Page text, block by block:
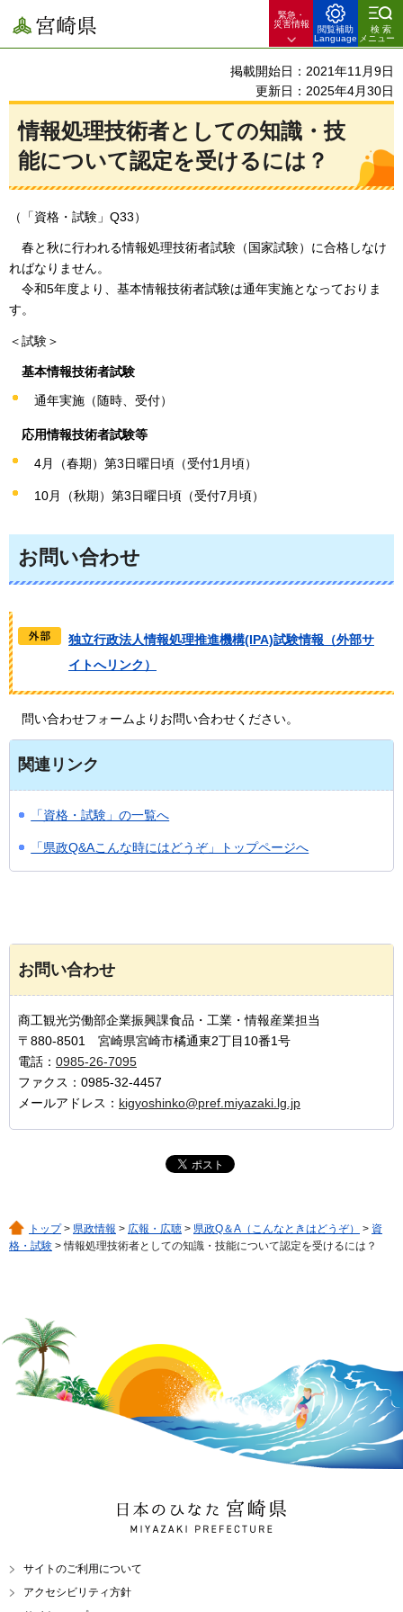
宮崎県
緊急・
災害情報
閲覧補助
Language
検索
メニュー
掲載開始日：2021年11月9日
更新日：2025年4月30日
情報処理技術者としての知識・技
能について認定を受けるには？
（「資格・試験」Q33）
春と秋に行われる情報処理技術者試験（国家試験）に合格しなけ
ればなりません。
令和5年度より、基本情報技術者試験は通年実施となっておりま
す。
＜試験＞
基本情報技術者試験
通年実施（随時、受付）
応用情報技術者試験等
4月（春期）第3日曜日頃（受付1月頃）
10月（秋期）第3日曜日頃（受付7月頃）
お問い合わせ
独立行政法人情報処理推進機構(IPA)試験情報（外部サ
イトへリンク）
問い合わせフォームよりお問い合わせください。
関連リンク
「資格・試験」の一覧へ
「県政Q&Aこんな時にはどうぞ」トップページへ
お問い合わせ
商工観光労働部企業振興課食品・工業・情報産業担当
〒880-8501 宮崎県宮崎市橘通東2丁目10番1号
電話： 0985-26-7095
ファクス：0985-32-4457
メールアドレス： kigyoshinko@pref.miyazaki.lg.jp
トップ> 県政情報 > 広報・広聴 > 県政Q＆A（こんなときはどうぞ） > 資
格・試験 > 情報処理技術者としての知識・技能について認定を受けるには？
日本のひなた 宮崎県
MIYAZAKI PREFECTURE
サイトのご利用について
アクセシビリティ方針